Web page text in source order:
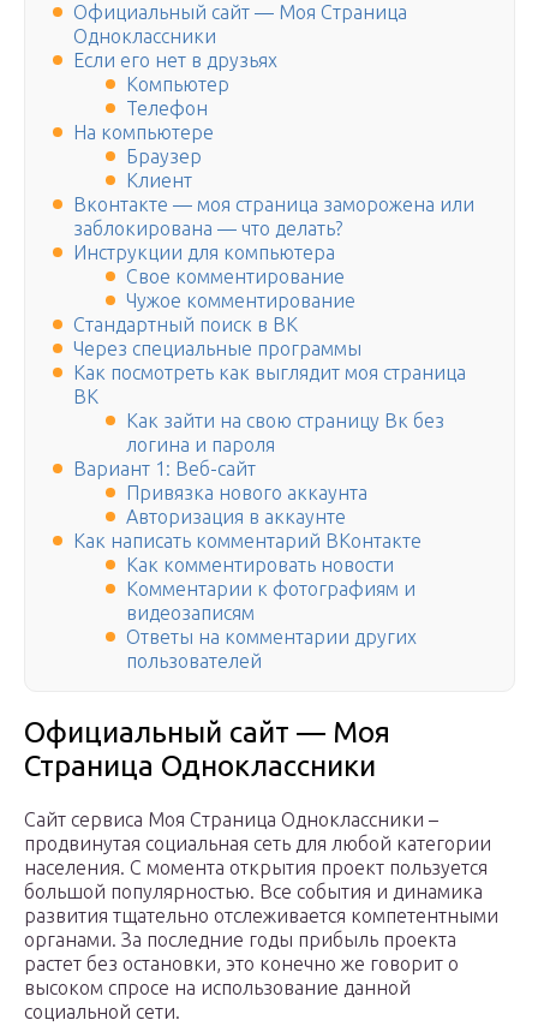
Официальный сайт — Моя Страница
Одноклассники
Если его нет в друзьях
Компьютер
Телефон
На компьютере
Браузер
Клиент
Вконтакте — моя страница заморожена или
заблокирована — что делать?
Инструкции для компьютера
Свое комментирование
Чужое комментирование
Стандартный поиск в ВК
Через специальные программы
Как посмотреть как выглядит моя страница
ВК
Как зайти на свою страницу Вк без
логина и пароля
Вариант 1: Веб-сайт
Привязка нового аккаунта
Авторизация в аккаунте
Как написать комментарий ВКонтакте
Как комментировать новости
Комментарии к фотографиям и
видеозаписям
Ответы на комментарии других
пользователей
Официальный сайт — Моя
Страница Одноклассники
Сайт сервиса Моя Страница Одноклассники –
продвинутая социальная сеть для любой категории
населения. С момента открытия проект пользуется
большой популярностью. Все события и динамика
развития тщательно отслеживается компетентными
органами. За последние годы прибыль проекта
растет без остановки, это конечно же говорит о
высоком спросе на использование данной
социальной сети.